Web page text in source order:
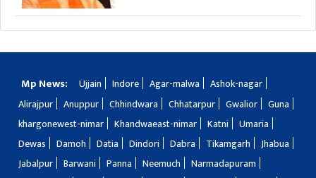
Mp News: Ujjain Indore Agar-malwa
Ashok-nagar
Alirajpur
Anuppur Chhindwara Chhatarpur Gwalior
Guna
khargonewest-nimar
Khandwaeast-nimar Katni
Umaria
Dewas
Damoh Datia Dindori Dabra Tikamgarh
Jhabua
Jabalpur
Barwani Panna Neemuch
Narmadapuram